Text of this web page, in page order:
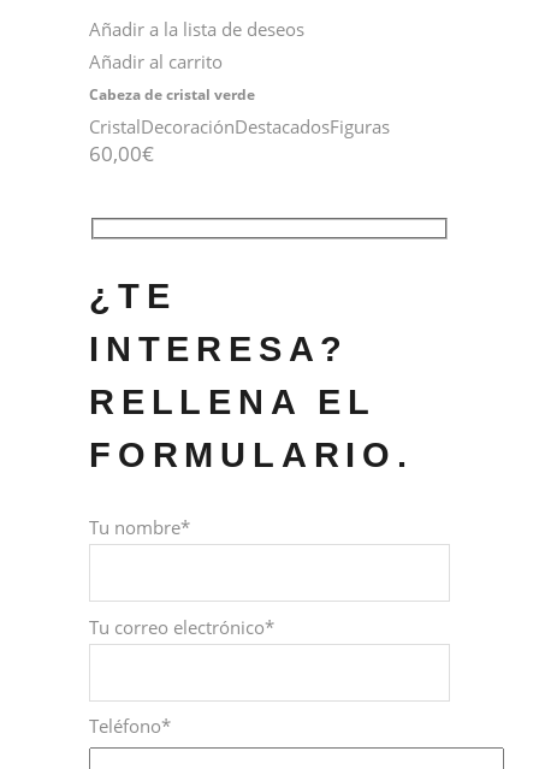
Añadir a la lista de deseos
Añadir al carrito
Cabeza de cristal verde
CristalDecoraciónDestacadosFiguras
60,00€
¿TE
INTERESA?
RELLENA EL
FORMULARIO.
Tu nombre*
Tu correo electrónico*
Teléfono*